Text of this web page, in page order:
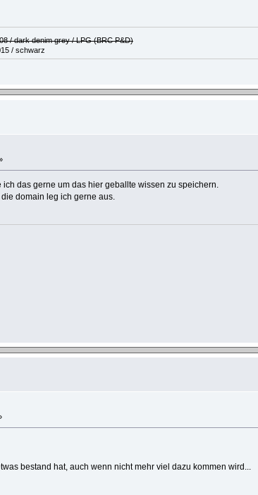
/ dark denim grey / LPG (BRC P&D)
/ schwarz
das gerne um das hier geballte wissen zu speichern.
domain leg ich gerne aus.
bestand hat, auch wenn nicht mehr viel dazu kommen wird...